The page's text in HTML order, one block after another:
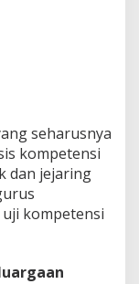
seharusnya
kompetensi
dan jejaring
kompetensi